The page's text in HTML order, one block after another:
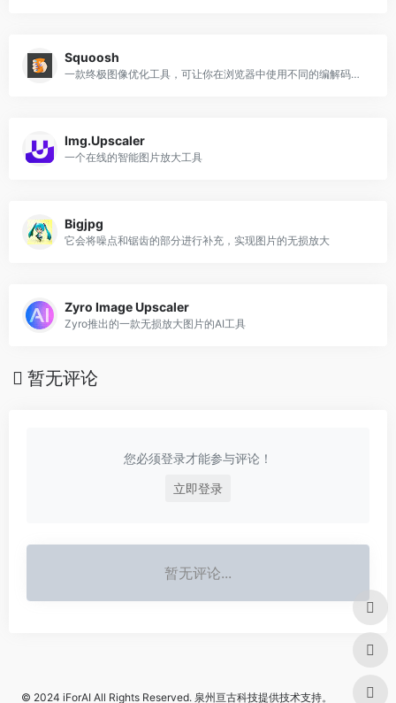
Squoosh
一款终极图像优化工具，可让你在浏览器中使用不同的编解码器对图像进行压缩和比较
Img.Upscaler
一个在线的智能图片放大工具
Bigjpg
它会将噪点和锯齿的部分进行补充，实现图片的无损放大
Zyro Image Upscaler
Zyro推出的一款无损放大图片的AI工具
暂无评论
您必须登录才能参与评论！
立即登录
暂无评论...
© 2024 iForAI All Rights Reserved. 泉州亘古科技提供技术支持。